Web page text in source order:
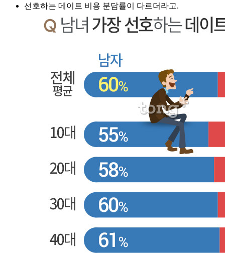
선호하는 데이트 비용 분담률이 다르더라고.